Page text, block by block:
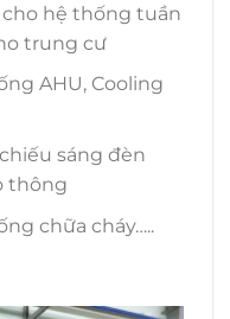
hệ thống tuần
trung cư
AHU, Cooling
sáng đèn
thông
chữa cháy…..